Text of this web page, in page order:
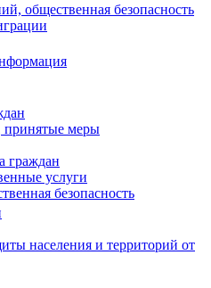
общественная безопасность
принятые меры
граждан
услуги
безопасность
населения и территорий от